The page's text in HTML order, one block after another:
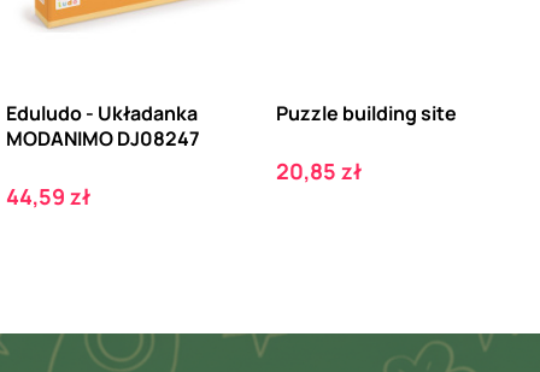
Eduludo - Układanka
MODANIMO DJ08247
Cena
44,59 zł
Puzzle building site
Cena
20,85 zł